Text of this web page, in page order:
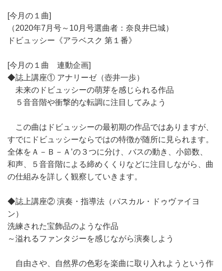
[今月の１曲]
（2020年7月号～10月号選曲者：奈良井巳城）
ドビュッシー《アラベスク 第１番》
[今月の１曲 連動企画]
◆誌上講座① アナリーゼ（壺井一歩）
未来のドビュッシーの萌芽を感じられる作品
５音音階や衝撃的な転調に注目してみよう
この曲はドビュッシーの最初期の作品ではありますが、
すでにドビュッシーならではの特徴が随所に見られます。
全体をＡ－Ｂ－Ａ’の３つに分け、バスの動き、小節数、
和声、５音音階による締めくくりなどに注目しながら、曲
の仕組みを詳しく観察していきます。
◆誌上講座② 演奏・指導法（パスカル・ドゥヴァイヨ
ン）
洗練された宝飾品のような作品
～溢れるファンタジーを感じながら演奏しよう
自由さや、自然界の色彩を楽曲に取り入れようという作